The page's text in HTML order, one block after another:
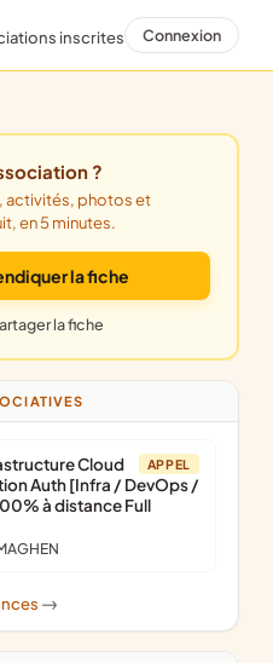
inscrites Connexion
?
en 5 minutes.
la fiche
la fiche
APPEL
Cloud
Auth [Infra / DevOps /
à distance Full
->